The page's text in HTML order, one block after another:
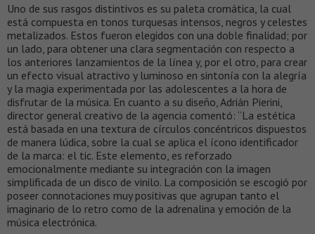
Uno de sus rasgos distintivos es su paleta cromática, la cual
está compuesta en tonos turquesas intensos, negros y celestes
metalizados. Estos fueron elegidos con una doble finalidad; por
un lado, para obtener una clara segmentación con respecto a
los anteriores lanzamientos de la línea y, por el otro, para crear
un efecto visual atractivo y luminoso en sintonía con la alegría
y la magia experimentada por las adolescentes a la hora de
disfrutar de la música. En cuanto a su diseño, Adrián Pierini,
director general creativo de la agencia comentó: “La estética
está basada en una textura de círculos concéntricos dispuestos
de manera lúdica, sobre la cual se aplica el ícono identificador
de la marca: el tic. Este elemento, es reforzado
emocionalmente mediante su integración con la imagen
simplificada de un disco de vinilo. La composición se escogió por
poseer connotaciones muy positivas que agrupan tanto el
imaginario de lo retro como de la adrenalina y emoción de la
música electrónica.